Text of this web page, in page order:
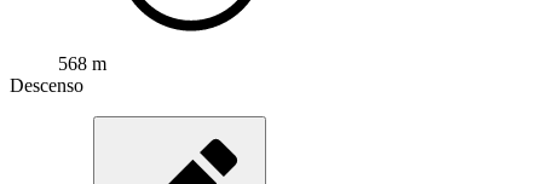
568 m
Descenso